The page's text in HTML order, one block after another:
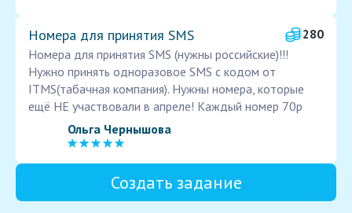
Номера для принятия SMS
280
Номера для принятия SMS (нужны российские)!!!
Нужно принять одноразовое SMS с кодом от
ITMS(табачная компания). Нужны номера, которые
ещё НЕ участвовали в апреле! Каждый номер 70р
Ольга Чернышова
Создать задание